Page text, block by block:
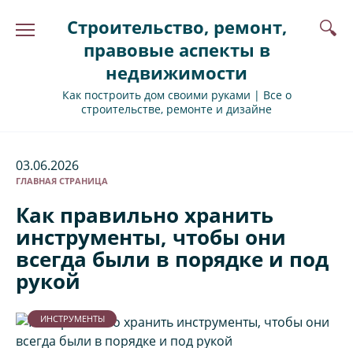
Строительство, ремонт,
правовые аспекты в
недвижимости
Как построить дом своими руками | Все о
строительстве, ремонте и дизайне
03.06.2026
ГЛАВНАЯ СТРАНИЦА
Как правильно хранить
инструменты, чтобы они
всегда были в порядке и под
рукой
ИНСТРУМЕНТЫ